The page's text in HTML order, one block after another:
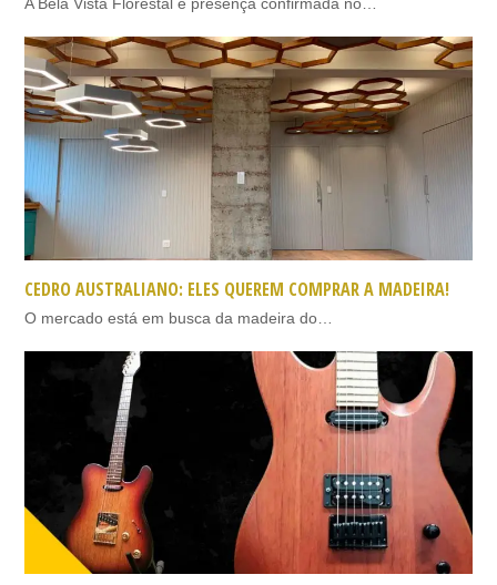
CEDRO AUSTRALIANO: ELES QUEREM COMPRAR A MADEIRA!
O mercado está em busca da madeira do…